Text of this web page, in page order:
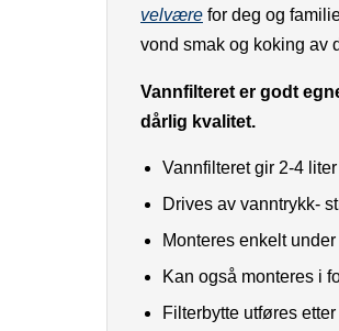
velvære for deg og
vond smak og koking av
Vannfilteret er godt
dårlig kvalitet.
Vannfilteret gir 2-4
Drives av vanntrykk-
Monteres enkelt
Kan også monteres i
Filterbytte utføres